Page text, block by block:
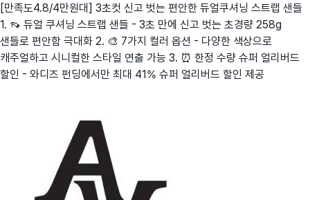
[만족도4.8/4만원대] 3초컷 신고 벗는 편안한 듀얼쿠셔닝 스트랩 샌들
1. 👡 듀얼 쿠셔닝 스트랩 샌들 - 3초 만에 신고 벗는 초경량 258g
샌들로 편안함 극대화 2. 🎨 7가지 컬러 옵션 - 다양한 색상으로
캐주얼하고 시니컬한 스타일 연출 가능 3. ⏰ 한정 수량 슈퍼 얼리버드
할인 - 와디즈 펀딩에서만 최대 41% 슈퍼 얼리버드 할인 제공